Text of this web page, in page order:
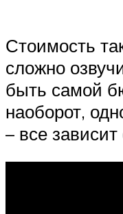
Стоимость
сложно
быть самой
наоборот,
– все